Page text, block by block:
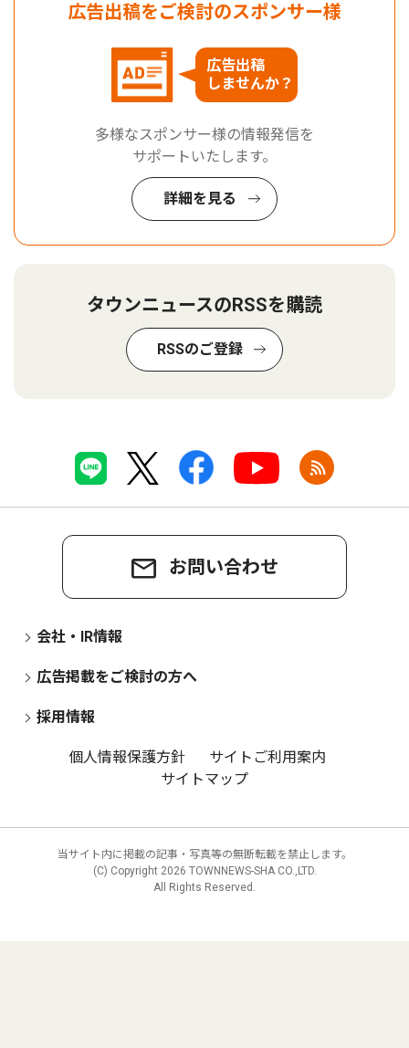
広告出稿をご検討のスポンサー様
広告出稿
しませんか？
多様なスポンサー様の情報発信を
サポートいたします。
詳細を見る
タウンニュースのRSSを購読
RSSのご登録
お問い合わせ
会社・IR情報
広告掲載をご検討の方へ
採用情報
個人情報保護方針
サイトご利用案内
サイトマップ
当サイト内に掲載の記事・写真等の無断転載を禁止します。
(C) Copyright 2026 TOWNNEWS-SHA CO.,LTD.
All Rights Reserved.